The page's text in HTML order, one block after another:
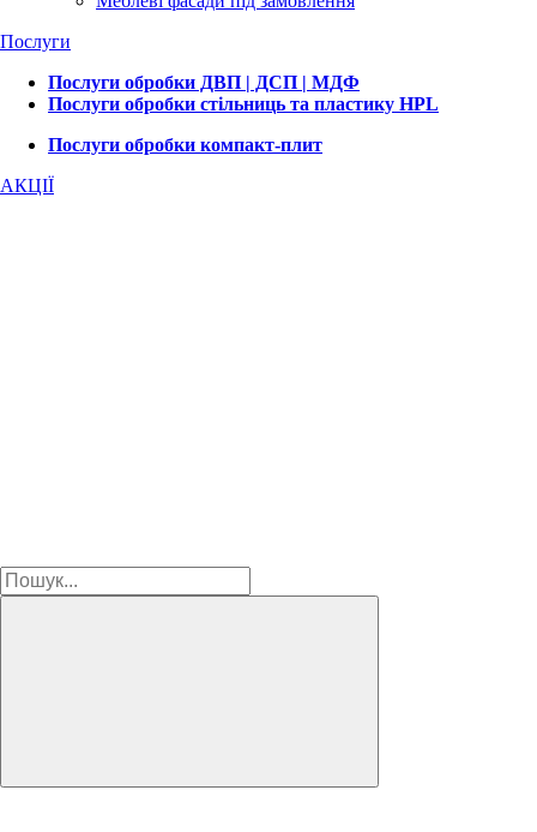
Послуги
Послуги обробки ДВП | ДСП | МДФ
Послуги обробки стільниць та пластику HPL
Послуги обробки компакт-плит
АКЦІЇ